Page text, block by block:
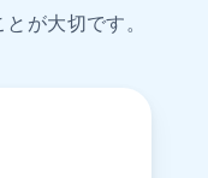
が大切です。